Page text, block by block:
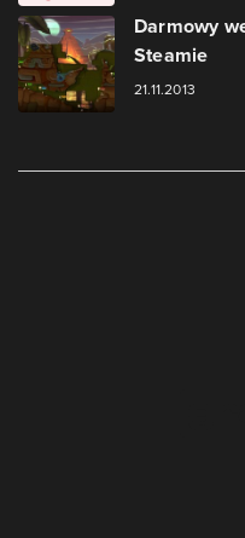
Darmowy
Steamie
21.11.2013